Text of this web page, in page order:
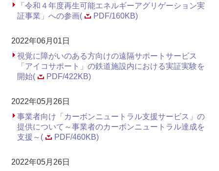
「令和４年度再生可能エネルギーアグリゲーション実
証事業」への参画(
PDF/160KB)
2022年06月01日
視覚に障がいのある方向けの遠隔サポートサービス
「アイコサポート」の鉄道施設内における実証実験を
開始(
PDF/422KB)
2022年05月26日
事業者向け「カーボンニュートラル支援サービス」の
提供について～事業者のカーボンニュートラル達成を
支援～(
PDF/460KB)
2022年05月26日